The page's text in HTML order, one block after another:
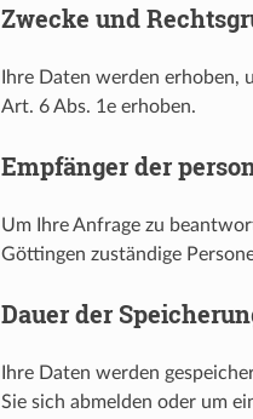
Zwecke und
Ihre Daten werden erhoben,
Art. 6 Abs. 1e erhoben.
Empfänger der
Um Ihre Anfrage zu
Göttingen zuständige
Dauer der
Ihre Daten werden
Sie sich abmelden oder um